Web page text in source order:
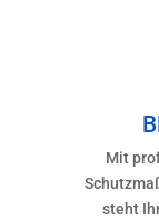
Mit
steht